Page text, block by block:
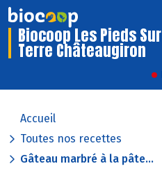
Biocoop Les Pieds Sur
Terre Châteaugiron
Accueil
Toutes nos recettes
Gâteau marbré à la pâte...